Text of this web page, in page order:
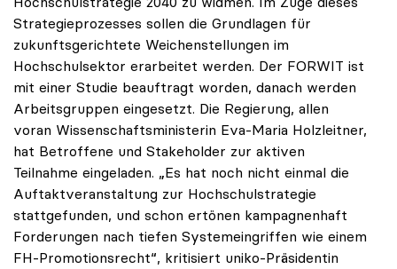
Strategieprozesses sollen die Grundlagen für
zukunftsgerichtete Weichenstellungen im
Hochschulsektor erarbeitet werden. Der FORWIT ist
mit einer Studie beauftragt worden, danach werden
Arbeitsgruppen eingesetzt. Die Regierung, allen
voran Wissenschaftsministerin Eva-Maria Holzleitner,
hat Betroffene und Stakeholder zur aktiven
Teilnahme eingeladen. „Es hat noch nicht einmal die
Auftaktveranstaltung zur Hochschulstrategie
stattgefunden, und schon ertönen kampagnenhaft
Forderungen nach tiefen Systemeingriffen wie einem
FH-Promotionsrecht“, kritisiert uniko-Präsidentin